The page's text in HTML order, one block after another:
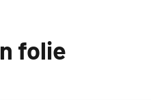
folie